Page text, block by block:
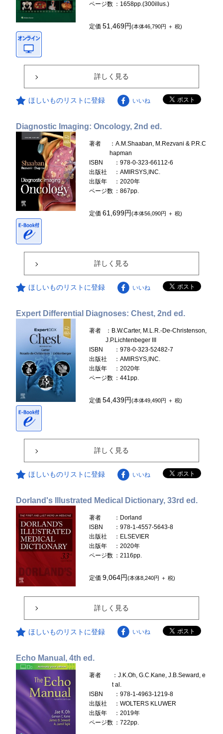
ページ数 ：1658pp.(300illus.)
定価51,469円(本体46,790円 ＋ 税)
詳しく見る
ほしいものリストに登録 いいね
Diagnostic Imaging: Oncology, 2nd ed.
著者
：A.M.Shaaban, M.Rezvani & P.R.C
hapman
ISBN
：978-0-323-66112-6
出版社
：AMIRSYS,INC.
出版年
：2020年
ページ数 ：867pp.
定価61,699円(本体56,090円 ＋ 税)
詳しく見る
ほしいものリストに登録 いいね
Expert Differential Diagnoses: Chest, 2nd ed.
著者
：B.W.Carter, M.L.R.-De-Christenson,
J.P.Lichtenbeger III
ISBN
：978-0-323-52482-7
出版社
：AMIRSYS,INC.
出版年
：2020年
ページ数 ：441pp.
定価54,439円(本体49,490円 ＋ 税)
詳しく見る
ほしいものリストに登録 いいね
Dorland's Illustrated Medical Dictionary, 33rd ed.
著者
：Dorland
ISBN
：978-1-4557-5643-8
出版社
：ELSEVIER
出版年
：2020年
ページ数 ：2116pp.
定価9,064円(本体8,240円 ＋ 税)
詳しく見る
ほしいものリストに登録 いいね
Echo Manual, 4th ed.
著者
：J.K.Oh, G.C.Kane, J.B.Seward, e
t al.
ISBN
：978-1-4963-1219-8
出版社
：WOLTERS KLUWER
出版年
：2019年
ページ数 ：722pp.